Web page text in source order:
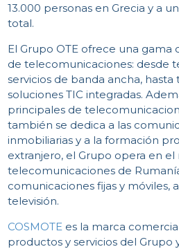
13.000 personas en Grecia y a
total.
El Grupo OTE ofrece una gama
de telecomunicaciones: desde
servicios de banda ancha,
soluciones TIC integradas.
principales de
también se dedica a las
inmobiliarias y a la formación
extranjero, el Grupo opera en
telecomunicaciones de
comunicaciones fijas y móviles,
televisión.
COSMOTE es la marca
productos y servicios del Grupo